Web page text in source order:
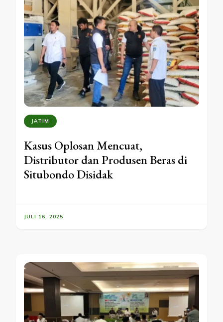
JATIM
Kasus Oplosan Mencuat,
Distributor dan Produsen Beras di
Situbondo Disidak
JULI 16, 2025